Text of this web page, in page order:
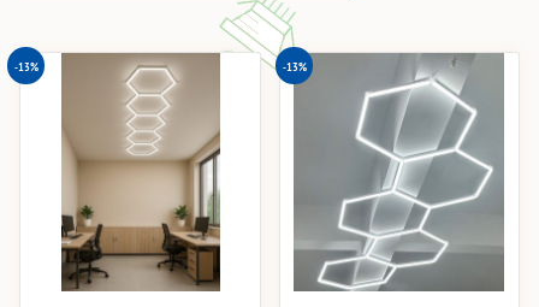
-13% -13%